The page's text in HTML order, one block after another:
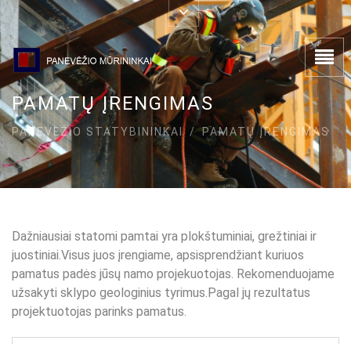
PAMATŲ ĮRENGIMAS
PANEVĖŽIO STATYBININKAI /PAMATŲ ĮRENGIMAS
Dažniausiai statomi pamtai yra plokštuminiai, grežtiniai ir
juostiniai.Visus juos įrengiame, apsisprendžiant kuriuos
pamatus padės jūsų namo projekuotojas. Rekomenduojame
užsakyti sklypo geologinius tyrimus.Pagal jų rezultatus
projektuotojas parinks pamatus.